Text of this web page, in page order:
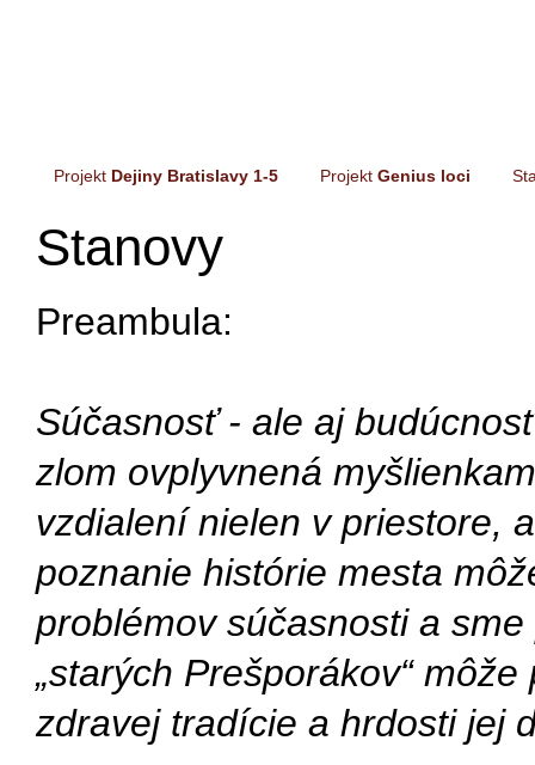
Projekt Dejiny Bratislavy 1-5 Projekt Genius loci
Stanovy
Preambula:
Súčasnosť - ale aj
zlom ovplyvnená
vzdialení nielen v priestore,
poznanie histórie mesta
problémov súčasnosti a
„starých Prešporákov“
zdravej tradície a hrdosti jej